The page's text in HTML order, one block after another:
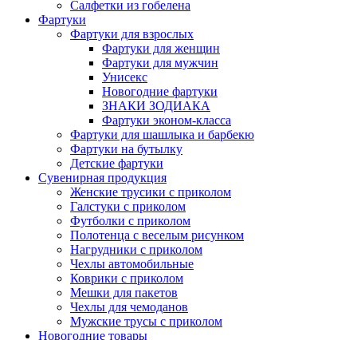
Салфетки из гобелена
Фартуки
Фартуки для взрослых
Фартуки для женщин
Фартуки для мужчин
Унисекс
Новогодние фартуки
ЗНАКИ ЗОДИАКА
Фартуки эконом-класса
Фартуки для шашлыка и барбекю
Фартуки на бутылку
Детские фартуки
Сувенирная продукция
Женские трусики с приколом
Галстуки с приколом
Футболки с приколом
Полотенца с веселым рисунком
Нагрудники с приколом
Чехлы автомобильные
Коврики с приколом
Мешки для пакетов
Чехлы для чемоданов
Мужские трусы с приколом
Новогодние товары